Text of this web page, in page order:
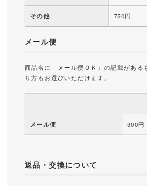
その他 750円
メール便
商品名に「メール便ＯＫ」の記載がある
り方もお選びいただけます。
メール便 300円
返品・交換について